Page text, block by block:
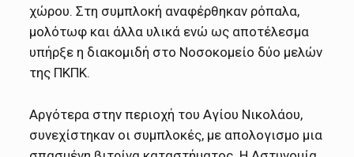
χώρου. Στη συμπλοκή αναφέρθηκαν ρόπαλα,
μολότωφ και άλλα υλικά ενώ ως αποτέλεσμα
υπήρξε η διακομιδή στο Νοσοκομείο δύο μελών
της ΠΚΠΚ.
Αργότερα στην περιοχή του Αγίου Νικολάου,
συνεχίστηκαν οι συμπλοκές, με απολογισμο μια